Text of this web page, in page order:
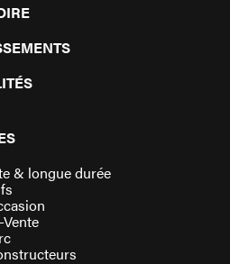
& longue durée